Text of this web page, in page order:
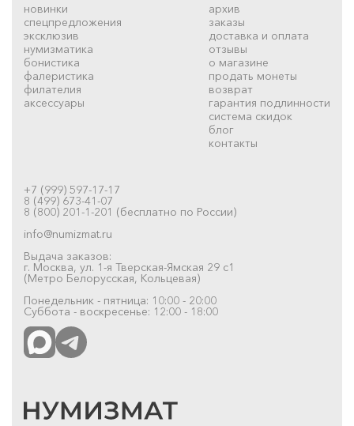
новинки
спецпредложения
эксклюзив
нумизматика
бонистика
фалеристика
филателия
аксессуары
архив
заказы
доставка и оплата
отзывы
о магазине
продать монеты
возврат
гарантия подлинности
система скидок
блог
контакты
+7 (999) 597-17-17
8 (499) 673-41-07
8 (800) 201-1-201 (бесплатно по России)
info@numizmat.ru
Выдача заказов:
г. Москва, ул. 1-я Тверская-Ямская 29 с1
(Метро Белорусская, Кольцевая)
Понедельник - пятница: 10:00 - 20:00
Суббота - воскресенье: 12:00 - 18:00